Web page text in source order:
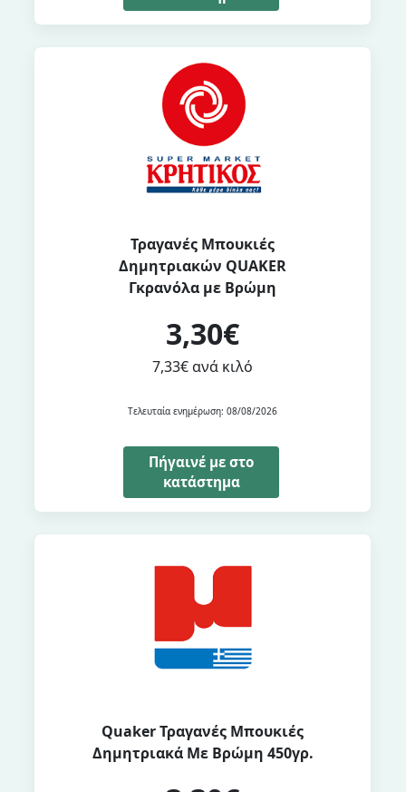
Τραγανές Μπουκιές
Δημητριακών QUAKER
Γκρανόλα με Βρώμη
3,30€
7,33€ ανά κιλό
Τελευταία ενημέρωση: 08/08/2026
Πήγαινέ με στο
κατάστημα
Quaker Τραγανές Μπουκιές
Δημητριακά Με Βρώμη 450γρ.